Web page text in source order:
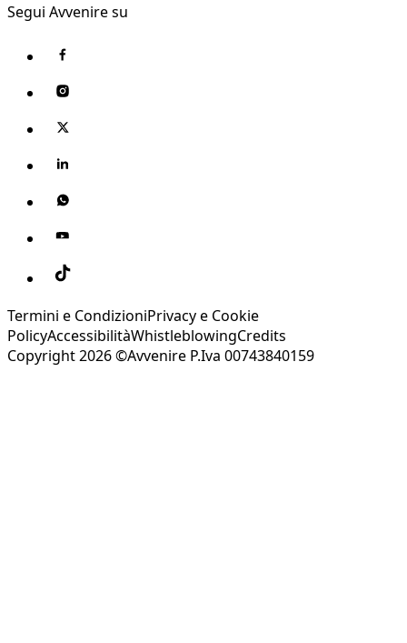
Segui Avvenire su
Termini e CondizioniPrivacy e Cookie
PolicyAccessibilitàWhistleblowingCredits
Copyright 2026 ©Avvenire P.Iva 00743840159